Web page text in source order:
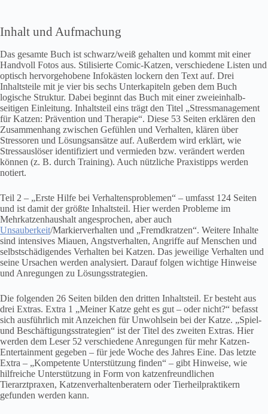
Inhalt und Aufmachung
Das gesamte Buch ist schwarz/weiß gehalten und kommt mit einer
Handvoll Fotos aus. Stilisierte Comic-Katzen, verschiedene Listen und
optisch hervorgehobene Infokästen lockern den Text auf. Drei
Inhaltsteile mit je vier bis sechs Unterkapiteln geben dem Buch
logische Struktur. Dabei beginnt das Buch mit einer zweieinhalb-
seitigen Einleitung. Inhaltsteil eins trägt den Titel „Stressmanagement
für Katzen: Prävention und Therapie“. Diese 53 Seiten erklären den
Zusammenhang zwischen Gefühlen und Verhalten, klären über
Stressoren und Lösungsansätze auf. Außerdem wird erklärt, wie
Stressauslöser identifiziert und vermieden bzw. verändert werden
können (z. B. durch Training). Auch nützliche Praxistipps werden
notiert.
Teil 2 – „Erste Hilfe bei Verhaltensproblemen“ – umfasst 124 Seiten
und ist damit der größte Inhaltsteil. Hier werden Probleme im
Mehrkatzenhaushalt angesprochen, aber auch
Unsauberkeit/Markierverhalten und „Fremdkratzen“. Weitere Inhalte
sind intensives Miauen, Angstverhalten, Angriffe auf Menschen und
selbstschädigendes Verhalten bei Katzen. Das jeweilige Verhalten und
seine Ursachen werden analysiert. Darauf folgen wichtige Hinweise
und Anregungen zu Lösungsstrategien.
Die folgenden 26 Seiten bilden den dritten Inhaltsteil. Er besteht aus
drei Extras. Extra 1 „Meiner Katze geht es gut – oder nicht?“ befasst
sich ausführlich mit Anzeichen für Unwohlsein bei der Katze. „Spiel-
und Beschäftigungsstrategien“ ist der Titel des zweiten Extras. Hier
werden dem Leser 52 verschiedene Anregungen für mehr Katzen-
Entertainment gegeben – für jede Woche des Jahres Eine. Das letzte
Extra – „Kompetente Unterstützung finden“ – gibt Hinweise, wie
hilfreiche Unterstützung in Form von katzenfreundlichen
Tierarztpraxen, Katzenverhaltenberatern oder Tierheilpraktikern
gefunden werden kann.